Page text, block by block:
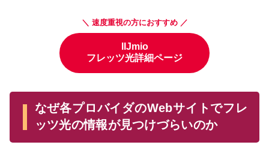
＼ 速度重視の方におすすめ ／
IIJmio
フレッツ光詳細ページ
なぜ各プロバイダのWebサイトでフレ
ッツ光の情報が見つけづらいのか